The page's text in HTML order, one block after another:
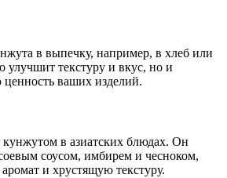
в выпечку, например, в хлеб или
улучшит текстуру и вкус, но и
ваших изделий.
в азиатских блюдах. Он
соусом, имбирем и чесноком,
и хрустящую текстуру.